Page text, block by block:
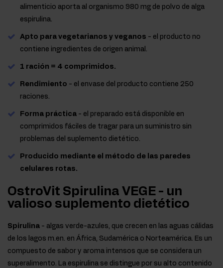
alimenticio aporta al organismo 980 mg de polvo de alga
espirulina.
Apto para vegetarianos y veganos - el producto no
contiene ingredientes de origen animal.
1 ración = 4 comprimidos.
Rendimiento - el envase del producto contiene 250
raciones.
Forma práctica - el preparado está disponible en
comprimidos fáciles de tragar para un suministro sin
problemas del suplemento dietético.
Producido mediante el método de las paredes
celulares rotas.
OstroVit Spirulina VEGE - un
valioso suplemento dietético
Spirulina - algas verde-azules, que crecen en las aguas cálidas
de los lagos m.en. en África, Sudamérica o Norteamérica. Es un
compuesto de sabor y aroma intensos que se considera un
superalimento. La espirulina se distingue por su alto contenido